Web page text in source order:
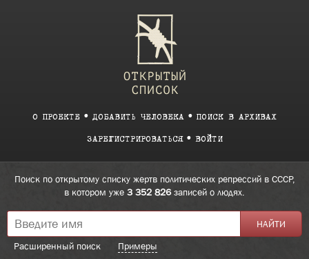
О ПРОЕКТЕ ДОБАВИТЬ ЧЕЛОВЕКА ПОИСК В АРХИВАХ
ЗАРЕГИСТРИРОВАТЬСЯ ВОЙТИ
Поиск по открытому списку жертв политических репрессий в СССР,
в котором уже 3 352 826записей о людях.
Расширенный поиск Примеры